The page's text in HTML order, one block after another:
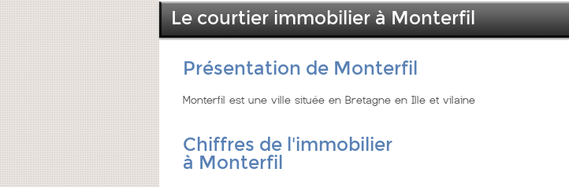
Le courtier immobilier à Monterfil
Présentation de Monterfil
Monterfil est une ville située en Bretagne en Ille et vilaine
Chiffres de l'immobilier
à Monterfil